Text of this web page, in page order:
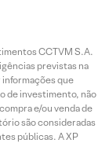
CCTVM S.A.
previstas na
que
de investimento, não
e/ou venda de
são consideradas
públicas. A XP